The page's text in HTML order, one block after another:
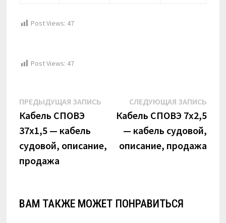
Post Views: 47
Post Views: 47
Навигация
по
записям
ПРЕДЫДУЩАЯ ЗАПИСЬ Предыдущая
запись:
Кабель СПОВЭ
37х1,5 — кабель
судовой, описание,
продажа
СЛЕДУЮЩАЯ ЗАПИСЬ
Кабель СПОВЭ 7х2,5
— кабель судовой,
описание, продажа
ВАМ ТАКЖЕ МОЖЕТ ПОНРАВИТЬСЯ